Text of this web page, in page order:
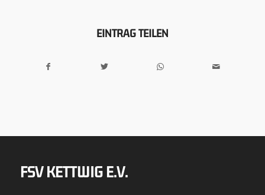
EINTRAG TEILEN
FSV KETTWIG E.V.